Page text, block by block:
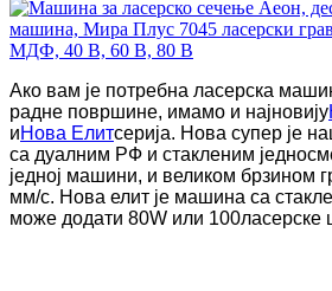
Ако вам је потребна ласерска
радне површине, имамо и најновију
иНова Елитсерија. Нова супер је
са дуалним РФ и стакленим
једној машини, и великом брзином
мм/с. Нова елит је машина са
може додати 80W или 100ласерске